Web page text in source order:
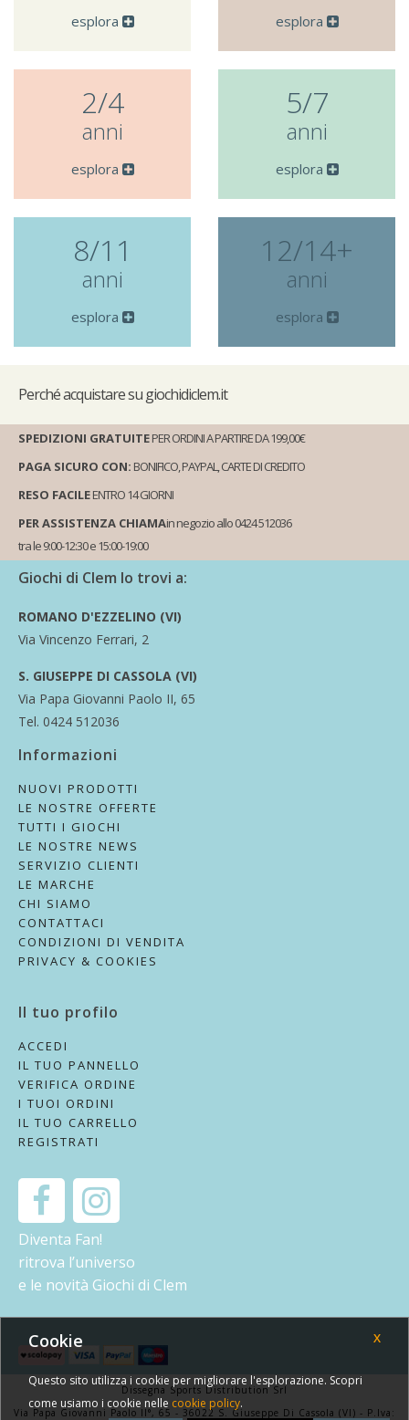
esplora esplora
2/4
anni
esplora
5/7
anni
esplora
8/11
anni
esplora
12/14+
anni
esplora
Perchéacquistare su giochidiclem.it
SPEDIZIONI GRATUITEPER ORDINI A PARTIRE DA 199,00€
PAGA SICURO CON: BONIFICO, PAYPAL, CARTE DI CREDITO
RESO FACILEENTRO 14 GIORNI
PER ASSISTENZA CHIAMAin negozio allo 0424 512036
tra le 9:00-12:30 e 15:00-19:00
Giochi di Clem lo trovi a:
ROMANO D'EZZELINO (VI)
Via Vincenzo Ferrari, 2
S. GIUSEPPE DI CASSOLA (VI)
Via Papa Giovanni Paolo II, 65
Tel. 0424 512036
Informazioni
NUOVI PRODOTTI
LE NOSTRE OFFERTE
TUTTI I GIOCHI
LE NOSTRE NEWS
SERVIZIO CLIENTI
LE MARCHE
CHI SIAMO
CONTATTACI
CONDIZIONI DI VENDITA
PRIVACY & COOKIES
Il tuo profilo
ACCEDI
IL TUO PANNELLO
VERIFICA ORDINE
I TUOI ORDINI
IL TUO CARRELLO
REGISTRATI
Diventa Fan!
ritrova l’universo
e le novità Giochi di Clem
Dissegna Sports Distribution Srl
Via Papa Giovanni Paolo II°, 65 - 36022 S. Giuseppe Di Cassola (VI) - P.Iva:
Cookie X
Questo sito utilizza i cookie per migliorare l'esplorazione. Scopri
come usiamo i cookie nelle cookie policy.